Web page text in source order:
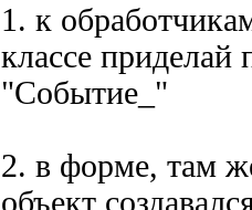
1. к
классе приделай
"Событие_"
2. в форме, там
объект